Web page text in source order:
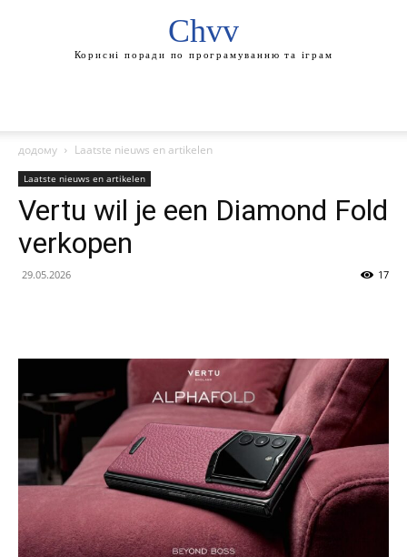
Chvv
Корисні поради по програмуванню та іграм
додому Laatste nieuws en artikelen
Laatste nieuws en artikelen
Vertu wil je een Diamond Fold
verkopen
29.05.2026 17